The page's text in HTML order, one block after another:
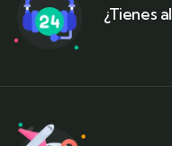
¿Tienes